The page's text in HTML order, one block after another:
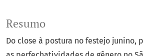
Resumo
Do close à postura no festejo junino,